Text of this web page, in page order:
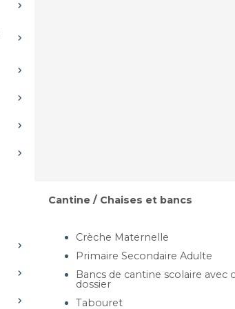
Cantine / Chaises et bancs
Crèche Maternelle
Primaire Secondaire Adulte
Bancs de cantine scolaire avec
dossier
Tabouret
35, Rue des chantiers, 78 000 VERSAILLES